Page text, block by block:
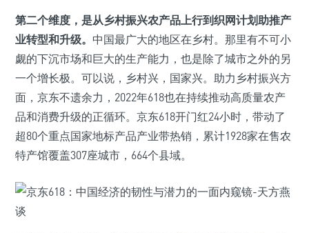
第二个维度，是从乡村振兴农产品上行到织网计划助推产
业转型和升级。 中国最广大的地区在乡村。那里有不可小
觑的下沉市场和巨大的生产能力，也是除了城市之外的另
一个增长极。可以说，乡村兴，国家兴。助力乡村振兴方
面，京东不遗余力，2022年618也在持续推动高质量农产
品和消费升级的正循环。京东618开门红24小时，带动了
超80个重点国家地标产品产业带热销，累计1928家在售农
特产馆覆盖307座城市，664个县域。